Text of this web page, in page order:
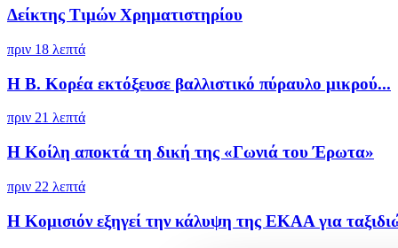
Δείκτης Τιμών Χρηματιστηρίου
πριν 18 λεπτά
Η Β. Κορέα εκτόξευσε βαλλιστικό πύραυλο μικρού...
πριν 21 λεπτά
Η Κοίλη αποκτά τη δική της «Γωνιά του Έρωτα»
πριν 22 λεπτά
Η Κομισιόν εξηγεί την κάλυψη της ΕΚΑΑ για